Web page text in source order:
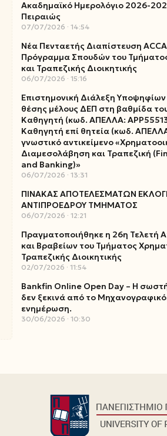
Ακαδημαϊκό Ημερολόγιο 2026-
Πειραιώς
07/07/2026 14:54
Νέα Πενταετής Διαπίστευση
Πρόγραμμα Σπουδών του
και Τραπεζικής Διοικητικής
06/07/2026 15:16
Επιστημονική Διάλεξη
θέσης μέλους ΔΕΠ στη βαθμίδα
Καθηγητή (κωδ. ΑΠΕΛΛΑ:
Καθηγητή επί θητεία (κωδ.
γνωστικό αντικείμενο
Διαμεσολάβηση και Τραπεζική
and Banking)»
06/07/2026 13:31
ΠΙΝΑΚΑΣ ΑΠΟΤΕΛΕΣΜΑΤΩΝ
ΑΝΤΙΠΡΟΕΔΡΟΥ ΤΜΗΜΑΤΟΣ
06/07/2026 12:21
Πραγματοποιήθηκε η 26η Τελετή
και Βραβείων του Τμήματος
Τραπεζικής Διοικητικής
02/07/2026 11:54
Bankfin Online Open Day – Η
δεν ξεκινά από το
ενημέρωση.
30/06/2026 10:30